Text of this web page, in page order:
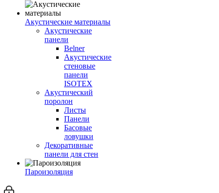
Акустические материалы
Акустические
панели
Belner
Акустические
стеновые
панели
ISOTEX
Акустический
поролон
Листы
Панели
Басовые
ловушки
Декоративные
панели для стен
Пароизоляция